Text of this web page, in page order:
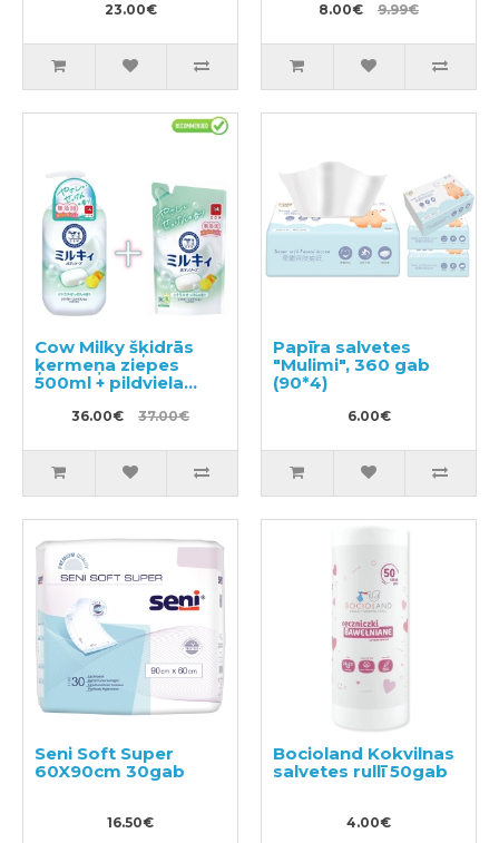
23.00€ 8.00€ 9.99€
Cow Milky šķidrās
ķermeņa ziepes
500ml + pildviela
36.00€ 37.00€
Papīra salvetes
"Mulimi", 360 gab
(90*4)
6.00€
Seni Soft Super
60X90cm 30gab
16.50€
Bocioland Kokvilnas
salvetes rullī 50gab
4.00€